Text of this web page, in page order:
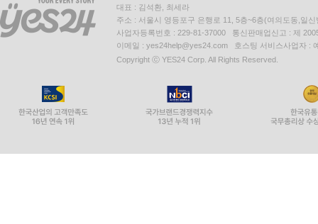
대표 : 김석환, 최세라
주소 : 서울시 영등포구 은행로 11, 5층~6층(여의도동,일신
사업자등록번호 : 229-81-37000 통신판매업신고 : 제
이메일 : yes24help@yes24.com 호스팅 서비스사업자 :
Copyright ⓒ YES24 Corp. All Rights Reserved.